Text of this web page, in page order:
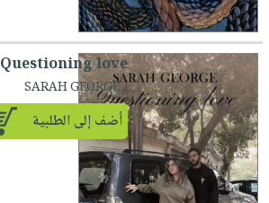
Questioning love
لـ SARAH GEORGE
أضف إلى الطلبية